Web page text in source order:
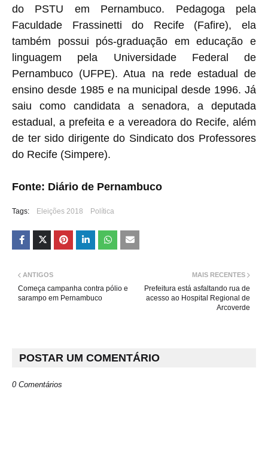
do PSTU em Pernambuco. Pedagoga pela
Faculdade Frassinetti do Recife (Fafire), ela
também possui pós-graduação em educação e
linguagem pela Universidade Federal de
Pernambuco (UFPE). Atua na rede estadual de
ensino desde 1985 e na municipal desde 1996. Já
saiu como candidata a senadora, a deputada
estadual, a prefeita e a vereadora do Recife, além
de ter sido dirigente do Sindicato dos Professores
do Recife (Simpere).
Fonte: Diário de Pernambuco
Tags: Eleições 2018 Política
MAIS RECENTES
Prefeitura está asfaltando rua de
acesso ao Hospital Regional de
Arcoverde
ANTIGOS
Começa campanha contra pólio e
sarampo em Pernambuco
POSTAR UM COMENTÁRIO
0 Comentários